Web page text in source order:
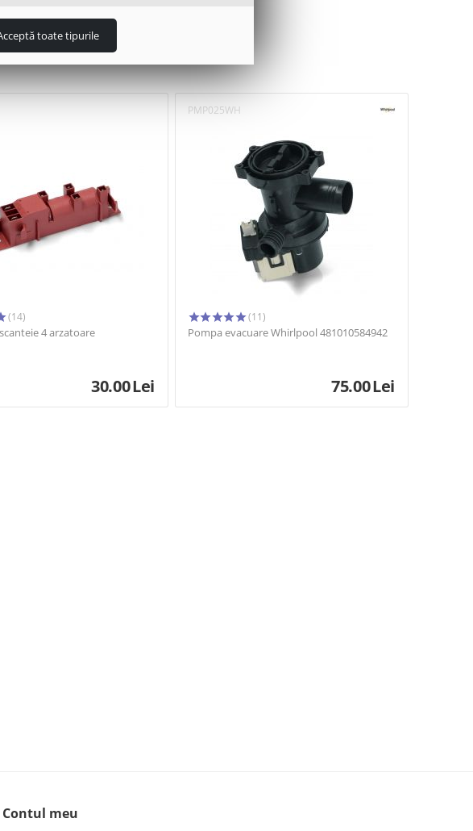
(14)
4 arzatoare
30.00Lei
PMP025WH
(11)
Pompa evacuare Whirlpool 481010584942
75.00Lei
Contul meu
toate tipurile